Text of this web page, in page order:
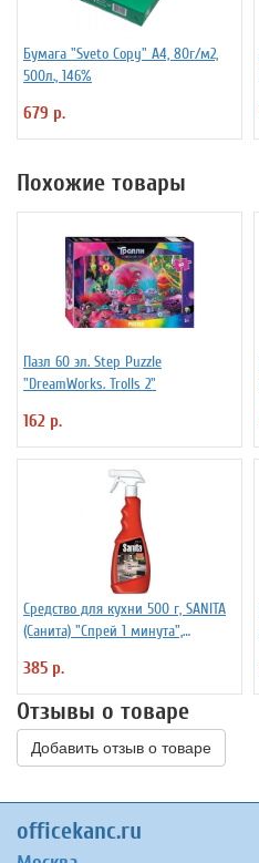
Бумага "Sveto Copy" А4, 80г/м2,
500л., 146%
679 р.
Похожие товары
Пазл 60 эл. Step Puzzle
"DreamWorks. Trolls 2"
162 р.
Средство для кухни 500 г, SANITA
(Санита) "Спрей 1 минута",
385 р.
Отзывы о товаре
Добавить отзыв о товаре
officekanc.ru